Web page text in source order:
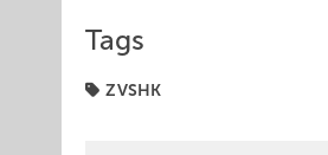
Tags
ZVSHK